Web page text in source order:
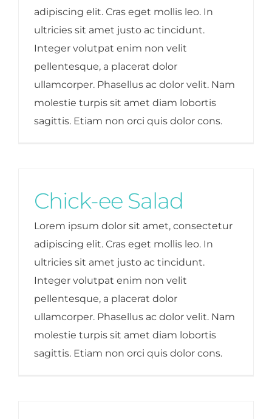
adipiscing elit. Cras eget mollis leo. In
ultricies sit amet justo ac tincidunt.
Integer volutpat enim non velit
pellentesque, a placerat dolor
ullamcorper. Phasellus ac dolor velit. Nam
molestie turpis sit amet diam lobortis
sagittis. Etiam non orci quis dolor cons.
Chick-ee Salad
Lorem ipsum dolor sit amet, consectetur
adipiscing elit. Cras eget mollis leo. In
ultricies sit amet justo ac tincidunt.
Integer volutpat enim non velit
pellentesque, a placerat dolor
ullamcorper. Phasellus ac dolor velit. Nam
molestie turpis sit amet diam lobortis
sagittis. Etiam non orci quis dolor cons.